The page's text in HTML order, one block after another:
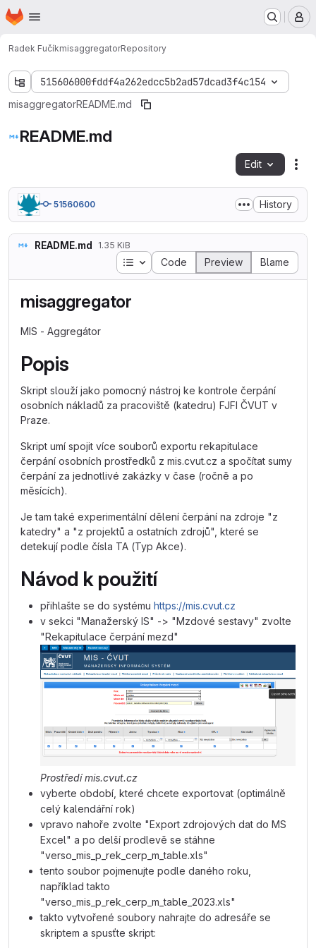
Skip to main content
Homepage
Radek FučíkmisaggregatorRepository
515606000fddf4a262edcc5b2ad57dcad3f4c154
misaggregatorREADME.md
README.md
Edit
51560600 History
README.md 1.35 KiB
Table of contents
Code Preview Blame
misaggregator
MIS - Aggregátor
Popis
Skript slouží jako pomocný nástroj ke kontrole čerpání
osobních nákladů za pracoviště (katedru) FJFI ČVUT v
Praze.
Skript umí spojit více souborů exportu rekapitulace
čerpání osobních prostředků z mis.cvut.cz a spočítat sumy
čerpání za jednotlivé zakázky v čase (ročně a po
měsících).
Je tam také experimentální dělení čerpání na zdroje "z
katedry" a "z projektů a ostatních zdrojů", které se
detekují podle čísla TA (Typ Akce).
Návod k použití
přihlašte se do systému https://mis.cvut.cz
v sekci "Manažerský IS" -> "Mzdové sestavy" zvolte
"Rekapitulace čerpání mezd"
Prostředí mis.cvut.cz
vyberte období, které chcete exportovat (optimálně
celý kalendářní rok)
vpravo nahoře zvolte "Export zdrojových dat do MS
Excel" a po delší prodlevě se stáhne
"verso_mis_p_rek_cerp_m_table.xls"
tento soubor pojmenujte podle daného roku,
například takto
"verso_mis_p_rek_cerp_m_table_2023.xls"
takto vytvořené soubory nahrajte do adresáře se
skriptem a spusťte skript: